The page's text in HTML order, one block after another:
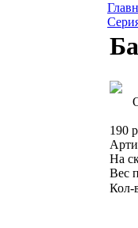
190
На
Вес
Кол-